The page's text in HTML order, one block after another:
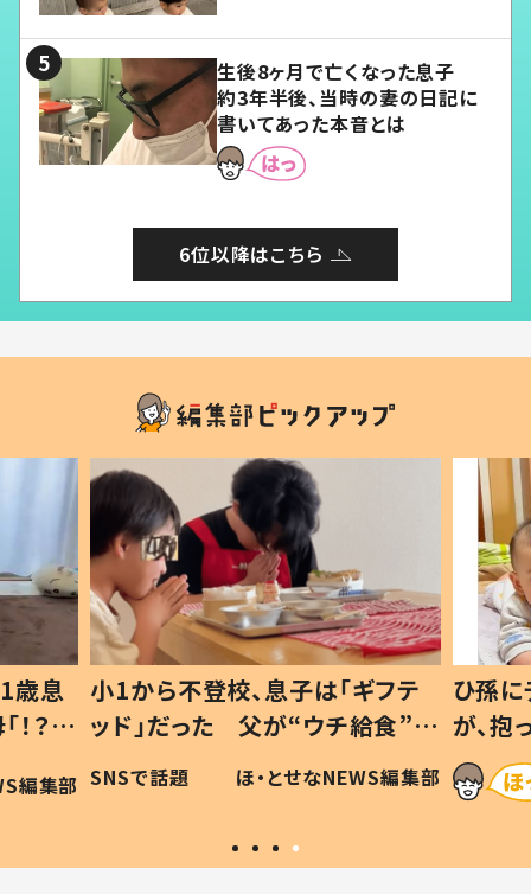
生後8ヶ月で亡くなった息子
約3年半後、当時の妻の日記に
書いてあった本音とは
6位以降はこちら
歳息
？」
編集部
小1から不登校、息子は「ギフテ
ッド」だった 父が“ウチ給食”を
作り続ける理由とは #令和の親
#令和の子
SNSで話題 ほ・とせなNEWS編集部
ひ孫
が、
「涙が
い」